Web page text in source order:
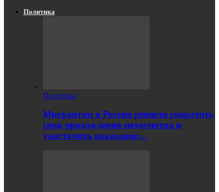
Политика
Политика
Мигрантам в России решили сократить
срок прохождения медосмотра и
ужесточить наказание…